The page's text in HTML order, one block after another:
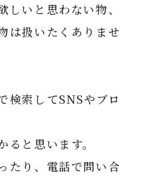
いと思わない物、
は扱いたくありませ
検索してSNSやブロ
と思います。
たり、電話で問い合